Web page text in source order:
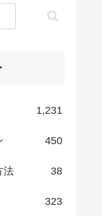
1,231
450
法 38
323